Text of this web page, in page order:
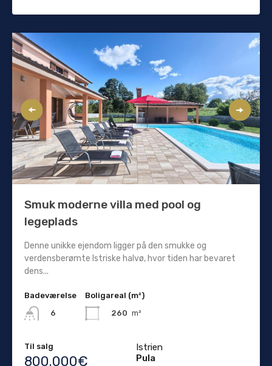
Smuk moderne villa med pool og
legeplads
Denne unikke ejendom ligger på den smukke og
verdensberømte Istriske halvø, hvor tiden har bevaret
dens...
Badeværelse
6
Boligareal (m²)
260 m²
Til salg
800.000€
Istrien
Pula